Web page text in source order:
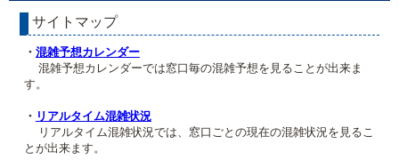
アクセス
区役所フロアマップ
サイトマップ
・ 混雑予想カレンダー
混雑予想カレンダーでは窓口毎の混雑予想を見ることが出来ま
す。
・ リアルタイム混雑状況
リアルタイム混雑状況では、窓口ごとの現在の混雑状況を見るこ
とが出来ます。